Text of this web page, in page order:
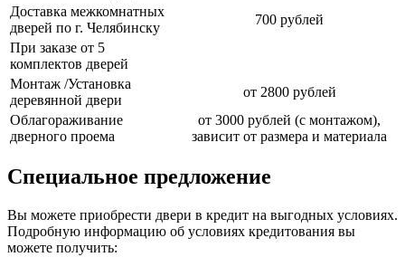
Доставка межкомнатных
дверей по г. Челябинску
700 рублей
При заказе от 5
комплектов дверей
Монтаж /Установка
деревянной двери
от 2800 рублей
Облагораживание
дверного проема
от 3000 рублей (с монтажом),
зависит от размера и материала
Специальное предложение
Вы можете приобрести двери в кредит на выгодных условиях.
Подробную информацию об условиях кредитования вы
можете получить: